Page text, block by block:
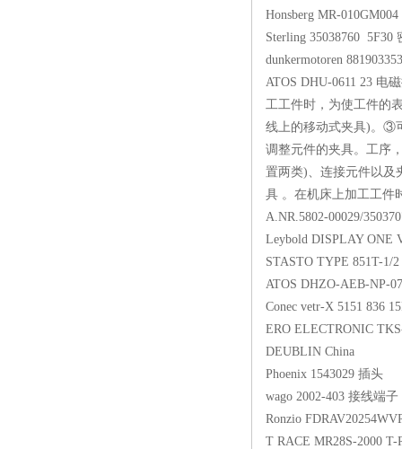
Honsberg MR-
Sterling 35038760
dunkermotoren
ATOS DHU-0611
工工件时，为使工件的
线上的移动式夹具)。③
调整元件的夹具。工序
置两类)、连接元件以及
具 。在机床上加工工件
A.NR.5802-00029/
Leybold DISPLAY
STASTO TYPE
ATOS DHZO-AEB-
Conec vetr-X 5151
ERO ELECTRONIC
DEUBLIN China
Phoenix 1543029
wago 2002-403 接
Ronzio
T RACE MR28S-